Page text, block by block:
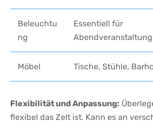
Beleuchtu
ng
Essentiell‍ für
Möbel Tische, ⁤Stühle,‍
Flexibilität⁤ und Anpassung:
flexibel‍ das Zelt ⁢ist. Kann​ es an